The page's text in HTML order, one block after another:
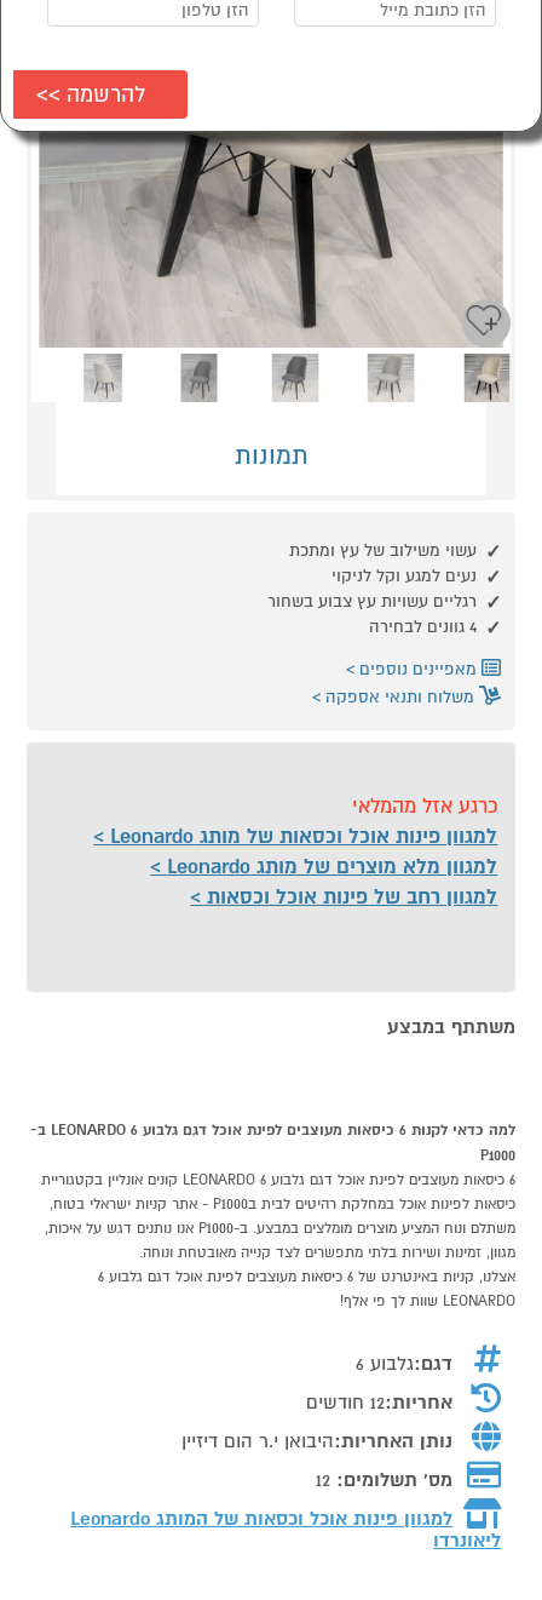
תמונות
עשוי משילוב של עץ ומתכת
נעים למגע וקל לניקוי
רגליים עשויות עץ צבוע בשחור
4 גוונים לבחירה
מאפיינים נוספים
משלוח ותנאי אספקה
כרגע אזל מהמלאי
למגוון פינות אוכל וכסאות של מותג Leonardo
למגוון מלא מוצרים של מותג Leonardo
למגוון רחב של פינות אוכל וכסאות
משתתף במבצע
למה כדאי לקנות 6 כיסאות מעוצבים לפינת אוכל דגם גלבוע 6 LEONARDO ב-
P1000
6 כיסאות מעוצבים לפינת אוכל דגם גלבוע 6 LEONARDO קונים אונליין בקטגוריית
כיסאות לפינות אוכל במחלקת רהיטים לבית בP1000 - אתר קניות ישראלי בטוח,
משתלם ונוח המציע מוצרים מומלצים במבצע. ב-P1000 אנו נותנים דגש על איכות,
מגוון, זמינות ושירות בלתי מתפשרים לצד קנייה מאובטחת ונוחה.
אצלנו, קניות באינטרנט של 6 כיסאות מעוצבים לפינת אוכל דגם גלבוע 6
LEONARDO שוות לך פי אלף!
דגם:גלבוע 6
אחריות:12 חודשים
נותן האחריות:היבואן י.ר הום דיזיין
מס' תשלומים: 12
למגוון פינות אוכל וכסאות של המותג Leonardo
ליאונרדו